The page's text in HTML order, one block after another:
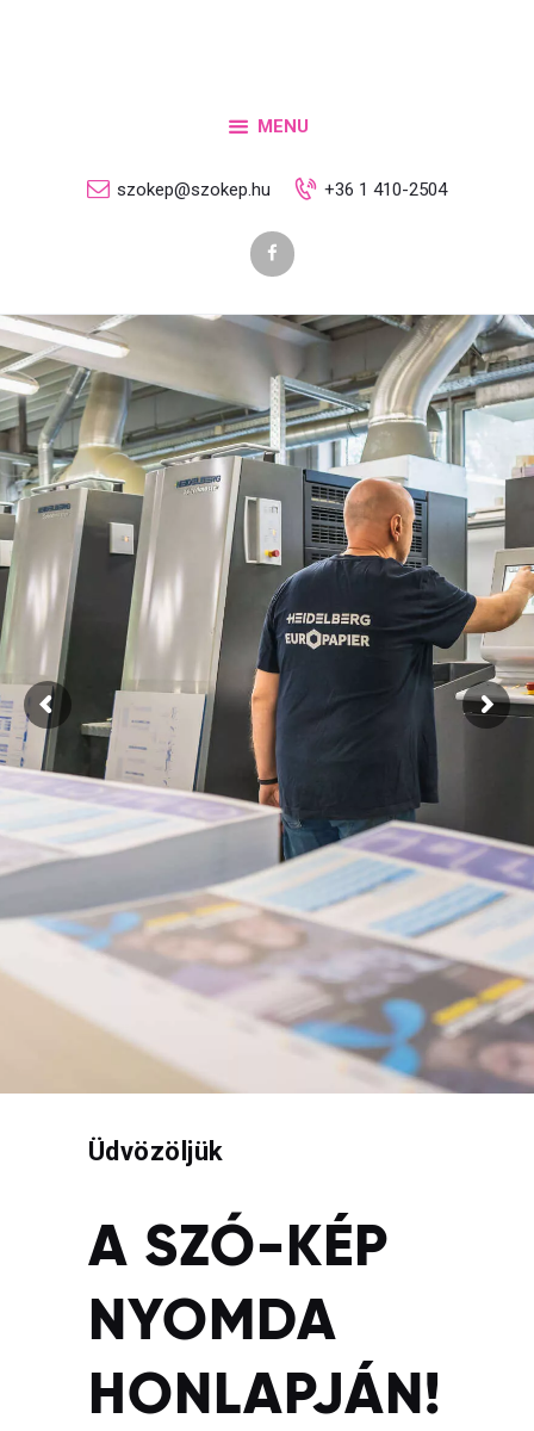
MENU
szokep@szokep.hu +36 1 410-2504
Üdvözöljük
A SZÓ-KÉP
NYOMDA
HONLAPJÁN!